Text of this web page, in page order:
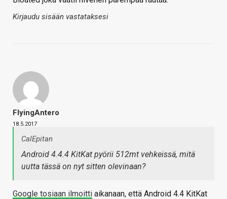
Kirjaudu sisään vastataksesi
FlyingAntero
18.5.2017
CalEpitan
Android 4.4.4 KitKat pyörii 512mt vehkeissä, mitä
uutta tässä on nyt sitten olevinaan?
Google tosiaan ilmoitti aikanaan, että Android 4.4 KitKat